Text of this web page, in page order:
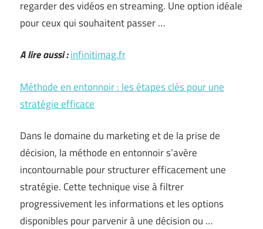
regarder des vidéos en streaming. Une option idéale
pour ceux qui souhaitent passer …
A lire aussi :infinitimag.fr
Méthode en entonnoir : les étapes clés pour une
stratégie efficace
Dans le domaine du marketing et de la prise de
décision, la méthode en entonnoir s’avère
incontournable pour structurer efficacement une
stratégie. Cette technique vise à filtrer
progressivement les informations et les options
disponibles pour parvenir à une décision ou …